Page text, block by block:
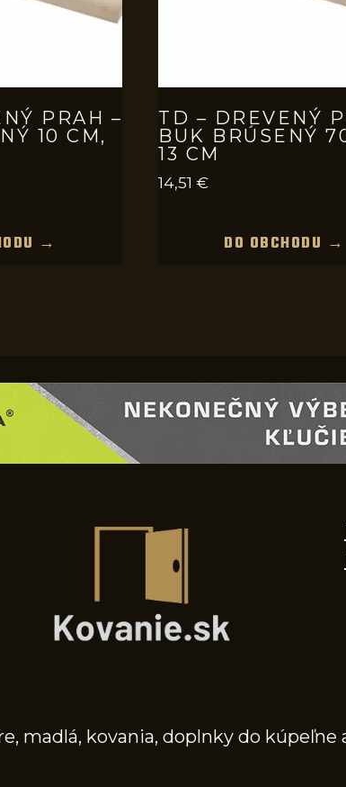
PRAH –
10 CM,
→
TD – DREVENÝ
BUK BRÚSENÝ
13 CM
14,51 €
DO OBCHODU →
madlá, kovania, doplnky do kúpeľne